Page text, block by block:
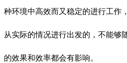
种环境中高效而又稳定的进行工作
从实际的情况进行出发的，不能够
的效果和效率都会有影响。